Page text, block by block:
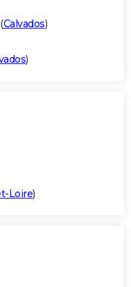
(Calvados)
)
Loire)